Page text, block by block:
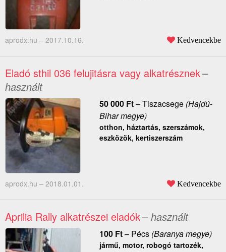
aprodx.hu – 2017.10.16. Kedvencekbe
Eladó sthil 036 felujitásra vagy alkatrésznek–
használt
50 000 Ft–Tiszacsege(Hajdú-
Bihar megye)
otthon, háztartás, szerszámok,
eszközök, kertiszerszám
aprodx.hu – 2018.01.01. Kedvencekbe
Aprilia Rally alkatrészei eladók– használt
100 Ft– Pécs(Baranya megye)
jármű, motor, robogó tartozék,